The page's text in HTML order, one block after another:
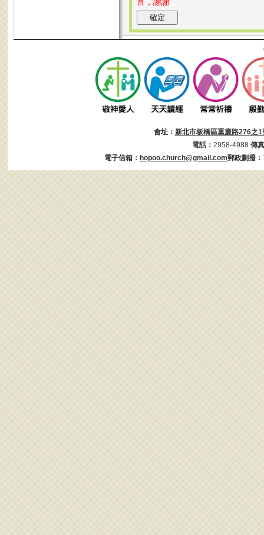
會址： 新北市板橋區重慶路276之1
電話： 2958-4988 傳
電子信箱： hopoo.church@gmail.com郵政劃撥：